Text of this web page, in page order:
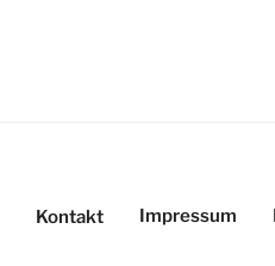
Kontakt Impressum